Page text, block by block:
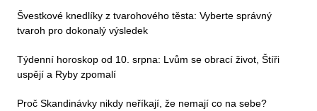
Švestkové knedlíky z tvarohového těsta: Vyberte správný
tvaroh pro dokonalý výsledek
Týdenní horoskop od 10. srpna: Lvům se obrací život, Štíři
uspějí a Ryby zpomalí
Proč Skandinávky nikdy neříkají, že nemají co na sebe?